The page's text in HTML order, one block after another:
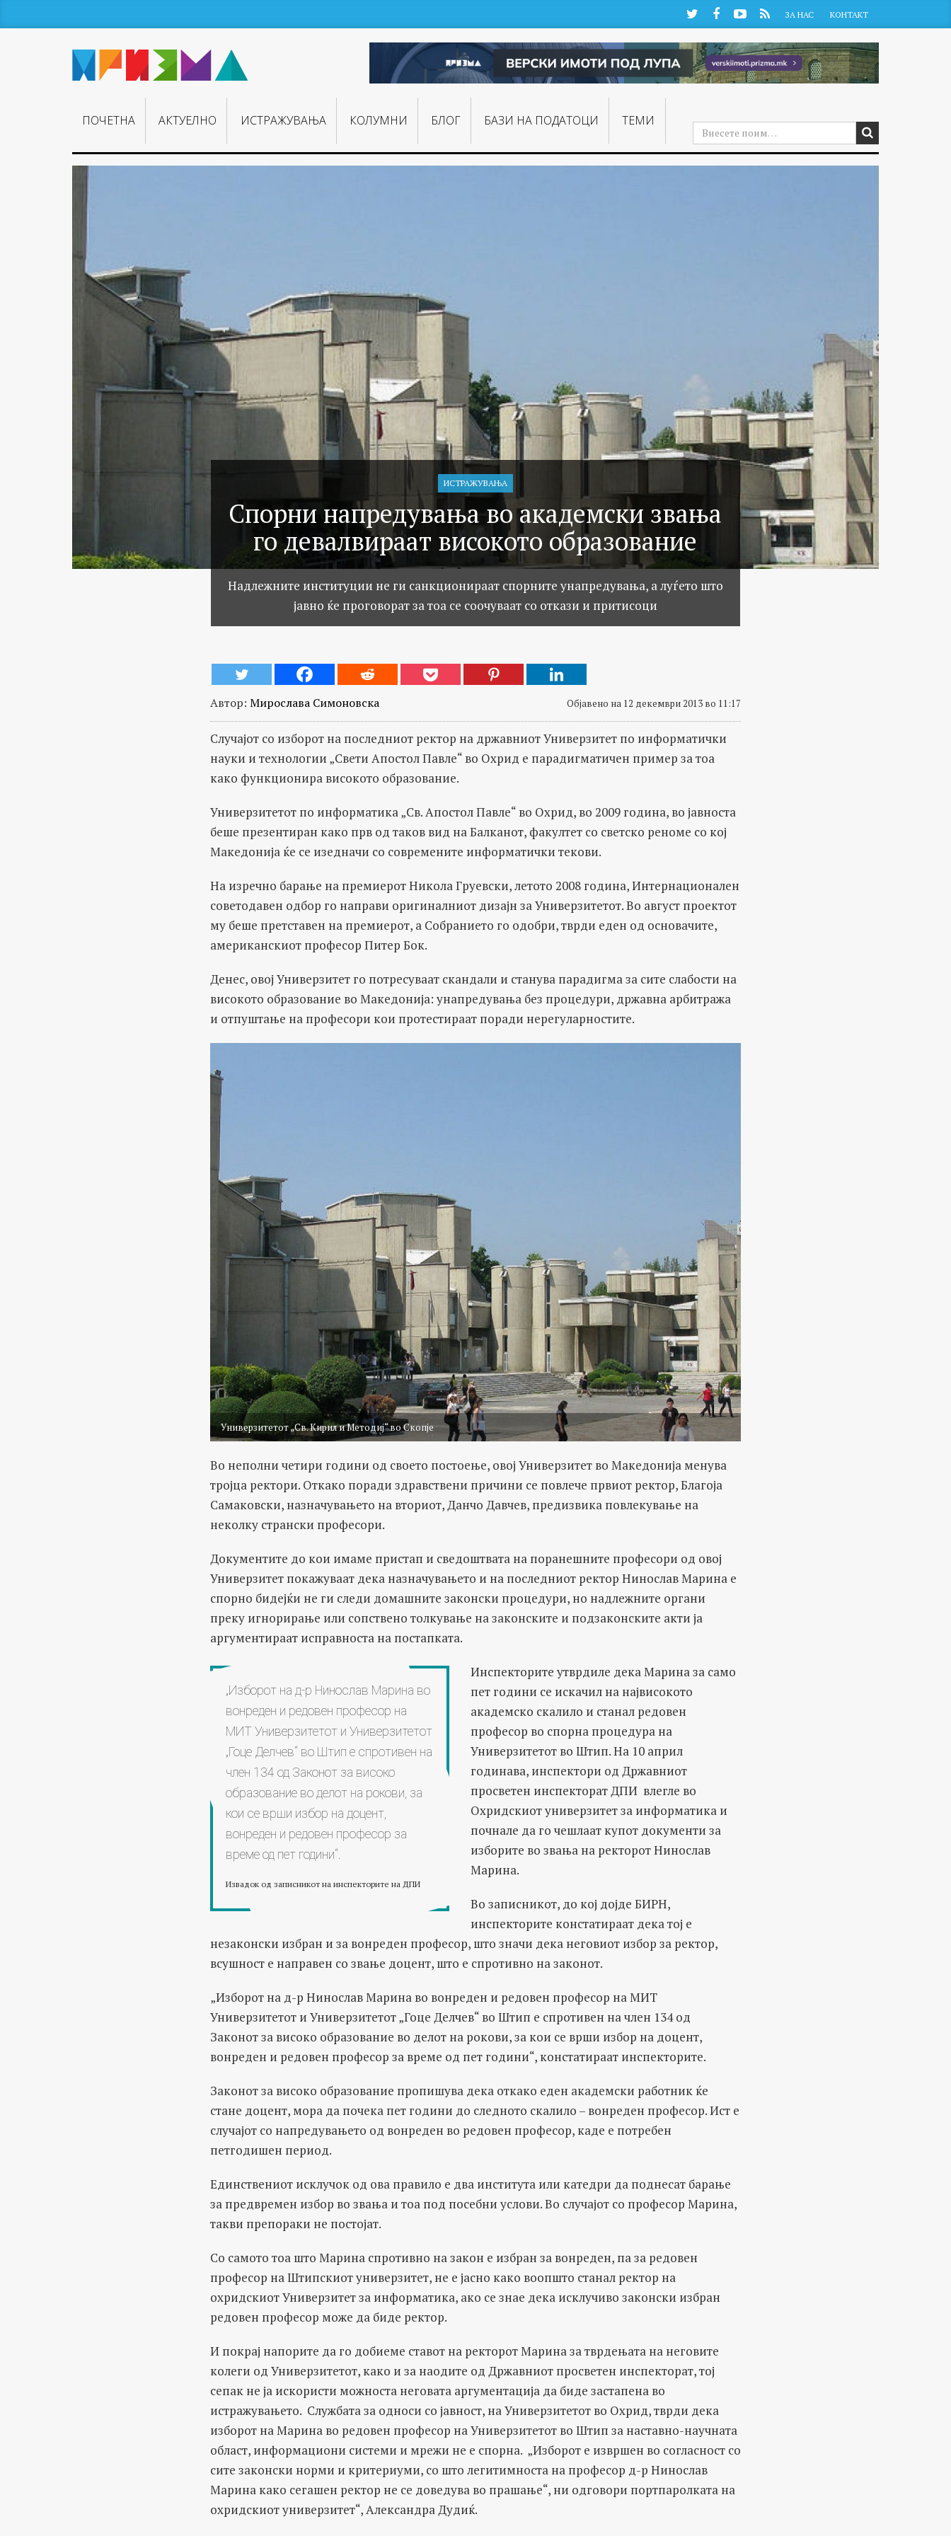
TwitterFacebookYouTube
RSS ЗА НАС КОНТАКТ
ПОЧЕТНА АКТУЕЛНО ИСТРАЖУВАЊA КОЛУМНИ БЛОГ БАЗИ НА ПОДАТОЦИ ТЕМИ
ИСТРАЖУВАЊA
Спорни напредувања во академски звања
го девалвираат високото образование
Надлежните институции не ги санкционираат спорните унапредувања, а луѓето што
јавно ќе проговорат за тоа се соочуваат со откази и притисоци
Автор: Мирослава Симоновска Објавено на 12 декември 2013 во 11:17
Случајот со изборот на последниот ректор на државниот Универзитет по информатички
науки и технологии „Свети Aпостол Павле“ во Охрид е парадигматичен пример за тоа
како функционира високото образование.
Универзитетот по информатика „Св. Апостол Павле“ во Охрид, во 2009 година, во јавноста
беше презентиран како прв од таков вид на Балканот, факултет со светско реноме со кој
Македонија ќе се изедначи со современите информатички текови.
На изречно барање на премиерот Никола Груевски, летото 2008 година, Интернационален
советодавен одбор го направи оригиналниот дизајн за Универзитетот. Во август проектот
му беше претставен на премиерот, а Собранието го одобри, тврди еден од основачите,
американскиот професор Питер Бок.
Денес, овој Универзитет го потресуваат скандали и станува парадигма за сите слабости на
високото образование во Македонија: унапредувања без процедури, државна арбитража
и отпуштање на професори кои протестираат поради нерегуларностите.
Универзитетот „Св. Кирил и Методиј“ во Скопје
Во неполни четири години од своето постоење, овој Универзитет во Македонија менува
тројца ректори. Откако поради здравствени причини се повлече првиот ректор, Благоја
Самаковски, назначувањето на вториот, Данчо Давчев, предизвика повлекување на
неколку странски професори.
Документите до кои имаме пристап и сведоштвата на поранешните професори од овој
Универзитет покажуваат дека назначувањето и на последниот ректор Нинослав Марина е
спорно бидејќи не ги следи домашните законски процедури, но надлежните органи
преку игнорирање или сопствено толкување на законските и подзаконските акти ја
аргументираат исправноста на постапката.
„Изборот на д-р Нинослав Марина во
вонреден и редовен професор на
МИТ Универзитетот и Универзитетот
„Гоце Делчев“ во Штип е спротивен на
член 134 од Законот за високо
образование во делот на рокови, за
кои се врши избор на доцент,
вонреден и редовен професор за
време од пет години“.
Извадок од записникот на инспекторите на ДПИ
Инспекторите утврдиле дека Марина за само
пет години се искачил на највисокото
академско скалило и станал редовен
професор во спорна процедура на
Универзитетот во Штип. На 10 април
годинава, инспектори од Државниот
просветен инспекторат ДПИ влегле во
Охридскиот универзитет за информатика и
почнале да го чешлаат купот документи за
изборите во звања на ректорот Нинослав
Марина.
Во записникот, до кој дојде БИРН,
инспекторите констатираат дека тој е
незаконски избран и за вонреден професор, што значи дека неговиот избор за ректор,
всушност е направен со звање доцент, што е спротивно на законот.
„Изборот на д-р Нинослав Марина во вонреден и редовен професор на МИТ
Универзитетот и Универзитетот „Гоце Делчев“ во Штип е спротивен на член 134 од
Законот за високо образование во делот на рокови, за кои се врши избор на доцент,
вонреден и редовен професор за време од пет години“, констатираат инспекторите.
Законот за високо образование пропишува дека откако еден академски работник ќе
стане доцент, мора да почека пет години до следното скалило – вонреден професор. Ист е
случајот со напредувањето од вонреден во редовен професор, каде е потребен
петгодишен период.
Единствениот исклучок од ова правило е два института или катедри да поднесат барање
за предвремен избор во звања и тоа под посебни услови. Во случајот со професор Марина,
такви препораки не постојат.
Со самото тоа што Марина спротивно на закон е избран за вонреден, па за редовен
професор на Штипскиот универзитет, не е јасно како воопшто станал ректор на
охридскиот Универзитет за информатика, ако се знае дека исклучиво законски избран
редовен професор може да биде ректор.
И покрај напорите да го добиеме ставот на ректорот Марина за тврдењата на неговите
колеги од Универзитетот, како и за наодите од Државниот просветен инспекторат, тој
сепак не ја искористи можноста неговата аргументација да биде застапена во
истражувањето. Службата за односи со јавност, на Универзитетот во Охрид, тврди дека
изборот на Марина во редовен професор на Универзитетот во Штип за наставно-научната
област, информациони системи и мрежи не е спорна. „Изборот е извршен во согласност со
сите законски норми и критериуми, со што легитимноста на професор д-р Нинослав
Марина како сегашен ректор не се доведува во прашање“, ни одговори портпаролката на
охридскиот универзитет“, Александра Дудиќ.